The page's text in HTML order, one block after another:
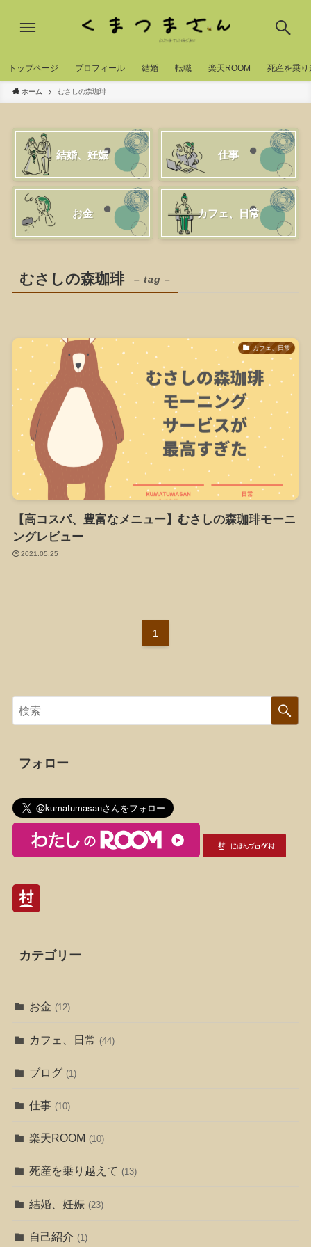
トッブページ プロフィール 結婚 転職 楽天ROOM 死産を乗り
ホーム むさしの森珈琲
結婚、妊娠 仕事
お金 カフェ、日常
むさしの森珈琲 – tag –
カフェ、日常
【高コスパ、豊富なメニュー】むさしの森珈琲モーニ
ングレビュー
2021.05.25
1
フォロー
カテゴリー
お金 (12)
カフェ、日常 (44)
ブログ (1)
仕事 (10)
楽天ROOM (10)
死産を乗り越えて (13)
結婚、妊娠 (23)
自己紹介 (1)